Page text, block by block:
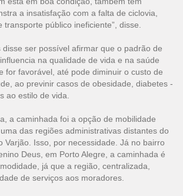
a insatisfação com a falta de ciclovia,
público ineficiente”, disse.
disse ser possível afirmar que o padrão de
na qualidade de vida e na saúde
for favorável, até pode diminuir o custo de
ao previnir casos de obesidade, diabetes -
ao estilo de vida.
a caminhada foi a opção de mobilidade
das regiões administrativas distantes do
Varjão. Isso, por necessidade. Já no bairro
Deus, em Porto Alegre, a caminhada é
já que a região, centralizada,
de serviços aos moradores.